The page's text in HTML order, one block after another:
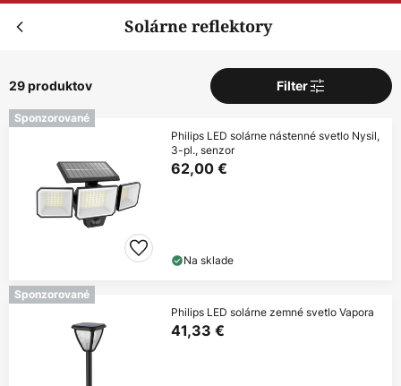
Solárne reflektory
29 produktov Filter
Sponzorované
Philips LED solárne nástenné svetlo Nysil,
3-pl., senzor
62,00 €
Na sklade
Sponzorované
Philips LED solárne zemné svetlo Vapora
41,33 €